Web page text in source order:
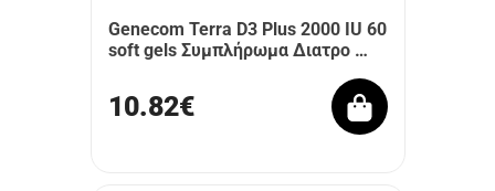
Genecom Terra D3 Plus 2000 IU 60
soft gels Συμπλήρωμα Διατρο …
10.82€